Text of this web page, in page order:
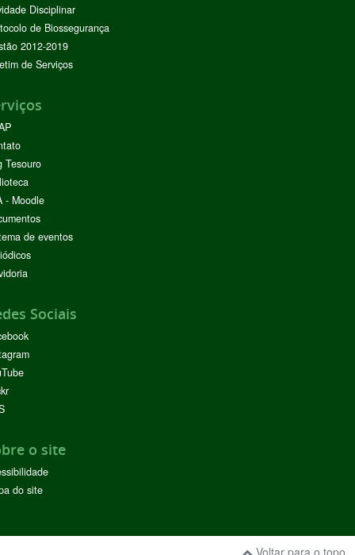
Disciplinar
de Biossegurança
2012-2019
de Serviços
Tesouro
- Moodle
de eventos
Sociais
o site
do site